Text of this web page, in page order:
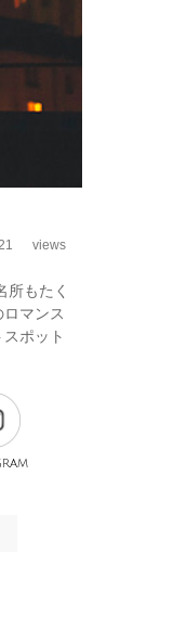
views
もたく
マンス
ポット